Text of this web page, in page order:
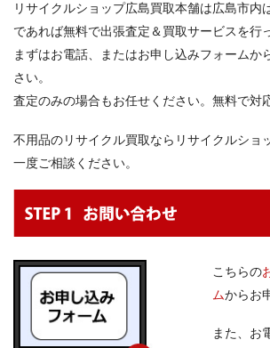
リサイクルショップ広島買取本舗は広島市内
であれば無料で出張査定＆買取サービスを行
まずはお電話、またはお申し込みフォームか
さい。
査定のみの場合もお任せください。無料で対
不用品のリサイクル買取ならリサイクルショ
一度ご相談ください。
こちらの
ムからお
また、お